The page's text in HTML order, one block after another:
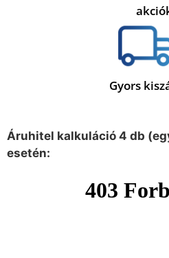
Gyors
Áruhitel kalkuláció 4 db
esetén: